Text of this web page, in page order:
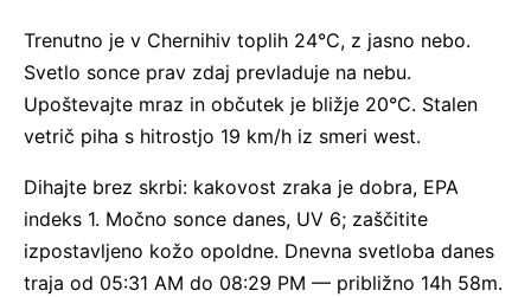
Trenutno je v Chernihiv toplih 24°C, z jasno nebo.
Svetlo sonce prav zdaj prevladuje na nebu.
Upoštevajte mraz in občutek je bližje 20°C. Stalen
vetrič piha s hitrostjo 19 km/h iz smeri west.
Dihajte brez skrbi: kakovost zraka je dobra, EPA
indeks 1. Močno sonce danes, UV 6; zaščitite
izpostavljeno kožo opoldne. Dnevna svetloba danes
traja od 05:31 AM do 08:29 PM — približno 14h 58m.